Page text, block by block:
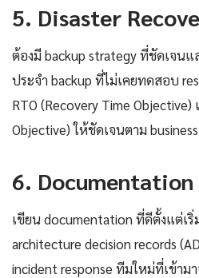
5. Disaster
ต้องมี backup strategy ที่ชัดเจน
ประจำ backup ที่ไม่เคยทดสอบ
RTO (Recovery Time Objective)
Objective) ให้ชัดเจนตาม
6. Documentation
เขียน documentation ที่ดีตั้งแต่เริ่
architecture decision records
incident response ทีมใหม่ที่เข้าม